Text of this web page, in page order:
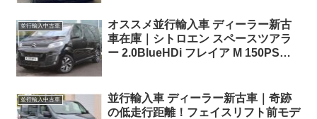
並行輸入中古車
オススメ並行輸入車 ディーラー新古
車在庫｜シトロエン スペースツアラ
ー 2.0BlueHDi フレイア M 150PS
並行輸入中古車
並行輸入車 ディーラー新古車｜奇跡
の低走行距離！フェイスリフト前モデ